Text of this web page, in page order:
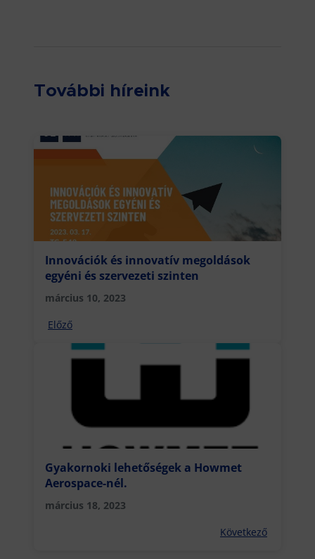
További híreink
Innovációk és innovatív megoldások
egyéni és szervezeti szinten
március 10, 2023
Előző
Gyakornoki lehetőségek a Howmet
Aerospace-nél.
március 18, 2023
Következő